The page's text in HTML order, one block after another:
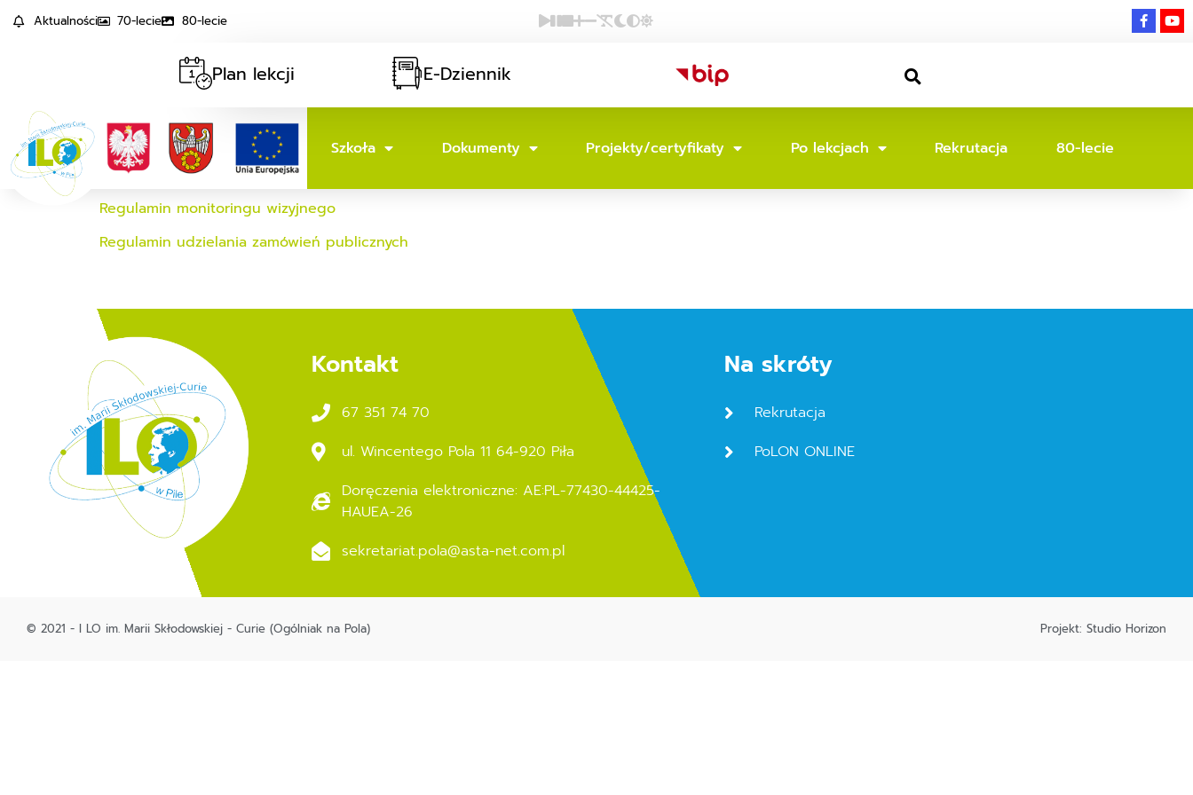
Aktualności 70-lecie 80-lecie
Plan lekcji E-Dziennik
Szkoła Dokumenty Projekty/certyfikaty Po lekcjach Rekrutacja 80-lecie
Regulamin monitoringu wizyjnego
Regulamin udzielania zamówień publicznych
Kontakt
67 351 74 70
ul. Wincentego Pola 11 64-920 Piła
Doręczenia elektroniczne: AE:PL-77430-44425-
HAUEA-26
sekretariat.pola@asta-net.com.pl
Na skróty
Rekrutacja
PoLON ONLINE
© 2021 - I LO im. Marii Skłodowskiej - Curie (Ogólniak na Pola) Projekt: Studio Horizon